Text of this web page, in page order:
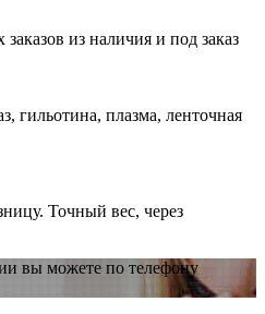
из наличия и под заказ
гильотина, плазма, ленточная
Точный вес, через
вы можете по телефону